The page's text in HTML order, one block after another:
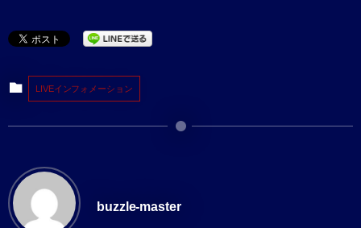
LIVEインフォメーション
buzzle-master